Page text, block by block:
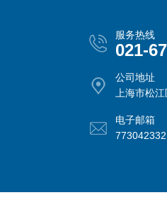
服务热线
021-
公司地址
上海市松
电子邮箱